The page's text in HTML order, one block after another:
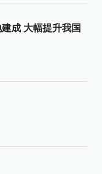
成 大幅提升我国